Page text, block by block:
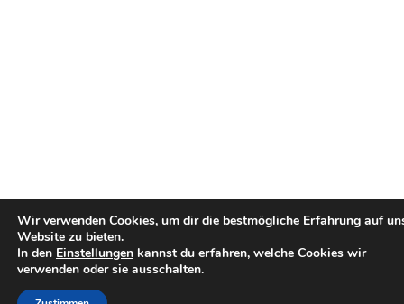
Wir verwenden Cookies, um dir die bestmögliche Erfahrung auf
Website zu bieten.
In den Einstellungen kannst du erfahren, welche Cookies wir
verwenden oder sie ausschalten.